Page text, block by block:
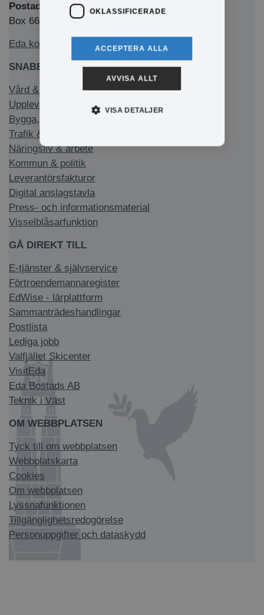
Postadress
Box 66, 673 22 Charlottenberg
Eda kommun på Facebook
SNABBLÄNKAR
Vård & stöd
Uppleva & göra
Bygga, bo & miljö
Trafik & infrastruktur
Näringsliv & arbete
Kommun & politik
Leverantörsfakturor
Digital anslagstavla
Press- och informationsmaterial
Visselblåsarfunktion
GÅ DIREKT TILL
E-tjänster & självservice
Förtroendemannaregister
EdWise - lärplattform
Sammanträdeshandlingar
Postlista
Lediga jobb
Valfjället Skicenter
VisitEda
Eda Bostads AB
Teknik i Väst
OM WEBBPLATSEN
Tyck till om webbplatsen
Webbplatskarta
Cookies
Om webbplatsen
Lyssnafunktionen
Tillgänglighetsredogörelse
Personuppgifter och dataskydd
OKLASSIFICERADE
ACCEPTERA ALLA
AVVISA ALLT
VISA DETALJER